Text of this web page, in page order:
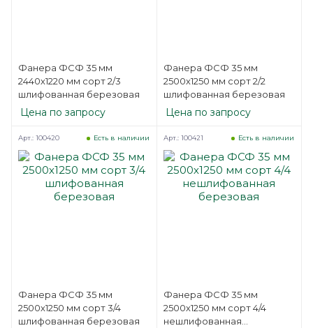
Фанера ФСФ 35 мм
2440х1220 мм сорт 2/3
шлифованная березовая
Цена по запросу
Фанера ФСФ 35 мм
2500х1250 мм сорт 2/2
шлифованная березовая
Цена по запросу
Фанера ФСФ 35 мм
2500х1250 мм сорт 3/4
шлифованная березовая
Есть в наличии
Арт.: 100420
Фанера ФСФ 35 мм
2500х1250 мм сорт 4/4
нешлифованная
Есть в наличии
Арт.: 100421